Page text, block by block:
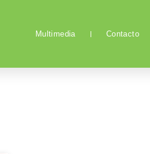
Multimedia Contacto